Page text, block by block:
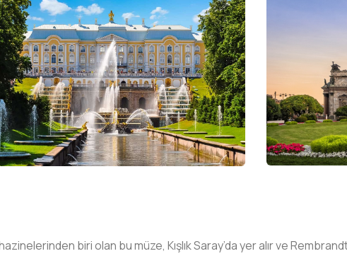
biri olan bu müze, Kışlık Saray’da yer alır ve